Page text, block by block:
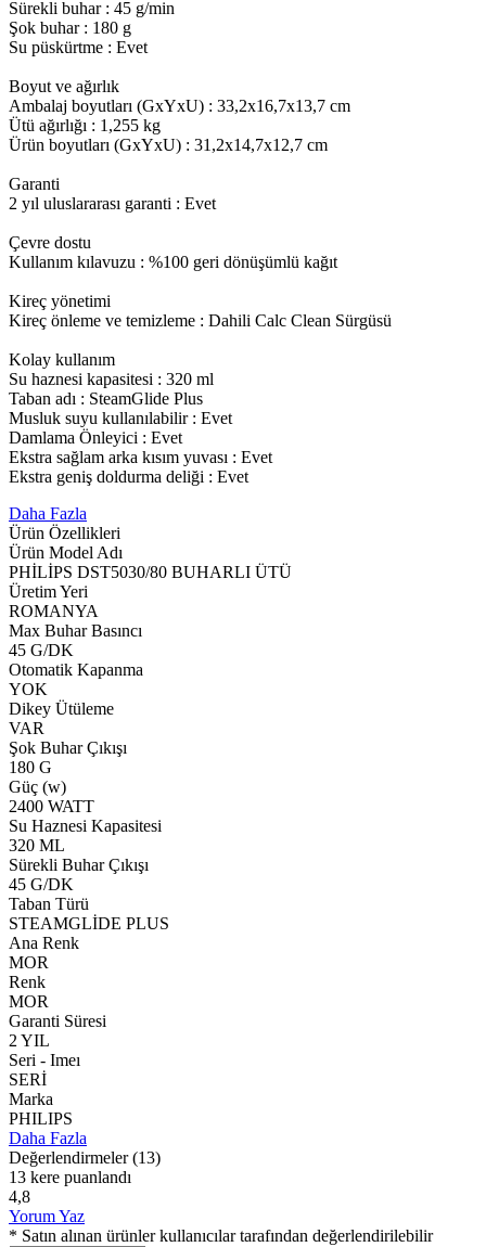
Sürekli buhar : 45 g/min
Şok buhar : 180 g
Su püskürtme : Evet
Boyut ve ağırlık
Ambalaj boyutları (GxYxU) : 33,2x16,7x13,7 cm
Ütü ağırlığı : 1,255 kg
Ürün boyutları (GxYxU) : 31,2x14,7x12,7 cm
Garanti
2 yıl uluslararası garanti : Evet
Çevre dostu
Kullanım kılavuzu : %100 geri dönüşümlü kağıt
Kireç yönetimi
Kireç önleme ve temizleme : Dahili Calc Clean Sürgüsü
Kolay kullanım
Su haznesi kapasitesi : 320 ml
Taban adı : SteamGlide Plus
Musluk suyu kullanılabilir : Evet
Damlama Önleyici : Evet
Ekstra sağlam arka kısım yuvası : Evet
Ekstra geniş doldurma deliği : Evet
Daha Fazla
Ürün Özellikleri
Ürün Model Adı
PHİLİPS DST5030/80 BUHARLI ÜTÜ
Üretim Yeri
ROMANYA
Max Buhar Basıncı
45 G/DK
Otomatik Kapanma
YOK
Dikey Ütüleme
VAR
Şok Buhar Çıkışı
180 G
Güç (w)
2400 WATT
Su Haznesi Kapasitesi
320 ML
Sürekli Buhar Çıkışı
45 G/DK
Taban Türü
STEAMGLİDE PLUS
Ana Renk
MOR
Renk
MOR
Garanti Süresi
2 YIL
Seri - Imeı
SERİ
Marka
PHILIPS
Daha Fazla
Değerlendirmeler (13)
13 kere puanlandı
4,8
Yorum Yaz
* Satın alınan ürünler kullanıcılar tarafından değerlendirilebilir